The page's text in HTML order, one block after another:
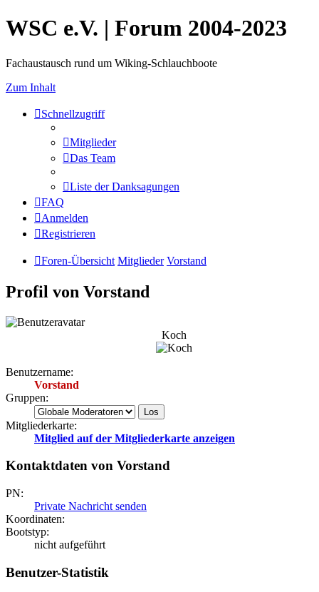
WSC e.V. | Forum 2004-2023
Fachaustausch rund um Wiking-Schlauchboote
Zum Inhalt
Schnellzugriff
Mitglieder
Das Team
Liste der Danksagungen
FAQ
Anmelden
Registrieren
Foren-Übersicht Mitglieder Vorstand
Profil von Vorstand
Koch
Benutzername:
Vorstand
Gruppen:
Mitgliederkarte:
Mitglied auf der Mitgliederkarte anzeigen
Kontaktdaten von Vorstand
PN:
Private Nachricht senden
Koordinaten:
Bootstyp:
nicht aufgeführt
Benutzer-Statistik